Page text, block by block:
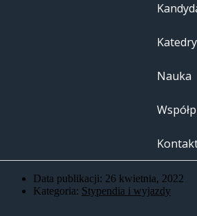
Katedry
Nauka
Data publikacji: 26 kwietnia, 2022
Kategoria: Stypendia i wyjazdy